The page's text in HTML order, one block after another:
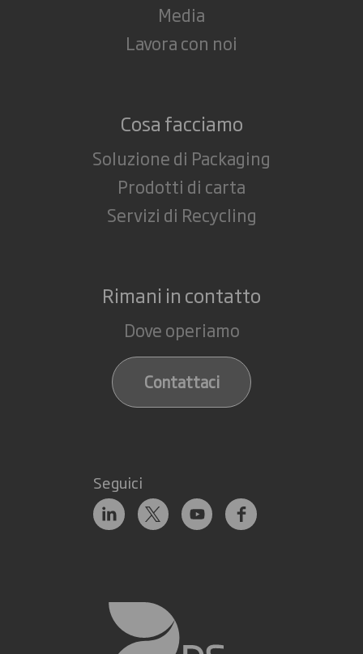
Media
Lavora con noi
Cosa facciamo
Soluzione di Packaging
Prodotti di carta
Servizi di Recycling
Rimani in contatto
Dove operiamo
Contattaci
Seguici